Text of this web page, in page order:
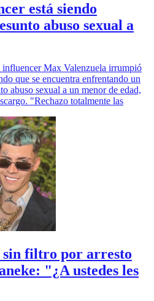
está siendo
abuso sexual a
Max Valenzuela irrumpió
que se encuentra enfrentando un
abuso sexual a un menor de edad,
"Rechazo totalmente las
sin filtro por arresto
"¿A ustedes les